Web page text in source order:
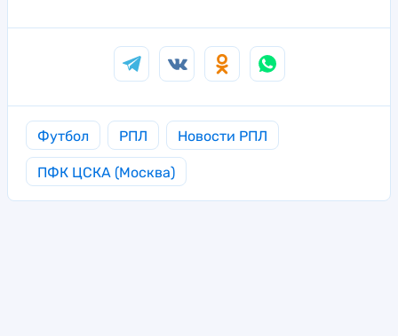
Футбол РПЛ Новости РПЛ
ПФК ЦСКА (Москва)